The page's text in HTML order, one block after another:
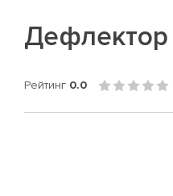
Дефлектор
Рейтинг 0.0